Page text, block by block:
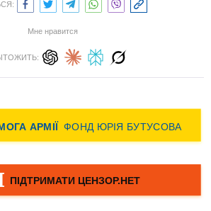
Мне нравится